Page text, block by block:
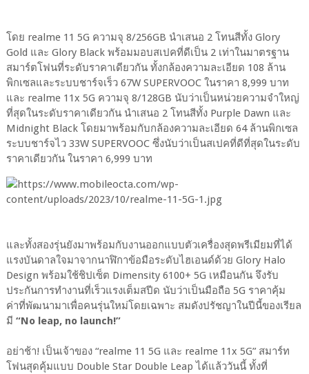
โดย realme 11 5G ความจุ 8/256GB นำเสนอ 2 โทนสีทั้ง Glory
Gold และ Glory Black พร้อมมอบสเปคที่ดีเป็น 2 เท่าในมาตรฐาน
สมาร์ตโฟนที่ระดับราคาเดียวกัน ทั้งกล้องความละเอียด 108 ล้าน
พิกเซลและระบบชาร์จเร็ว 67W SUPERVOOC ในราคา 8,999 บาท
และ realme 11x 5G ความจุ 8/128GB นับว่าเป็นหน่วยความจำใหญ่
ที่สุดในระดับราคาเดียวกัน นำเสนอ 2 โทนสีทั้ง Purple Dawn และ
Midnight Black โดยมาพร้อมกับกล้องความละเอียด 64 ล้านพิกเซล
ระบบชาร์จไว 33W SUPERVOOC ซึ่งนับว่าเป็นสเปคที่ดีที่สุดในระดับ
ราคาเดียวกัน ในราคา 6,999 บาท
และทั้งสองรุ่นยังมาพร้อมกับงานออกแบบตัวเครื่องสุดพรีเมียมที่ได้
แรงบันดาลใจมาจากนาฬิกาข้อมือระดับไฮเอนด์ด้วย Glory Halo
Design พร้อมใช้ชิปเซ็ต Dimensity 6100+ 5G เหมือนกัน จึงรับ
ประกันการทำงานที่เร็วแรงเต็มสปีด นับว่าเป็นมือถือ 5G ราคาคุ้ม
ค่าที่พัฒนามาเพื่อคนรุ่นใหม่โดยเฉพาะ สมดังปรัชญาในปีนี้ของเรียล
มี “No leap, no launch!”
อย่าช้า! เป็นเจ้าของ “realme 11 5G และ realme 11x 5G” สมาร์ท
โฟนสุดคุ้มแบบ Double Star Double Leap ได้แล้ววันนี้ ทั้งที่